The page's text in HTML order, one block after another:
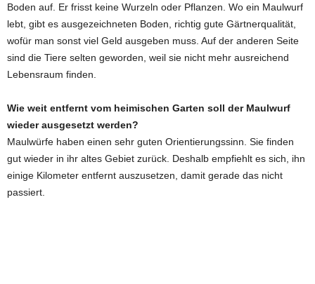
Boden auf. Er frisst keine Wurzeln oder Pflanzen. Wo ein Maulwurf
lebt, gibt es ausgezeichneten Boden, richtig gute Gärtnerqualität,
wofür man sonst viel Geld ausgeben muss. Auf der anderen Seite
sind die Tiere selten geworden, weil sie nicht mehr ausreichend
Lebensraum finden.
Wie weit entfernt vom heimischen Garten soll der Maulwurf
wieder ausgesetzt werden?
Maulwürfe haben einen sehr guten Orientierungssinn. Sie finden
gut wieder in ihr altes Gebiet zurück. Deshalb empfiehlt es sich, ihn
einige Kilometer entfernt auszusetzen, damit gerade das nicht
passiert.